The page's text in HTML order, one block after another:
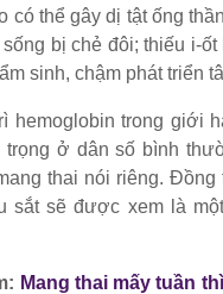
có thể gây dị tật ống
bị chẻ đôi; thiếu i-
sinh, chậm phát triển
hemoglobin trong giới
trọng ở dân số bình
thai nói riêng. Đồng
sắt sẽ được xem là
Mang thai mấy tuần